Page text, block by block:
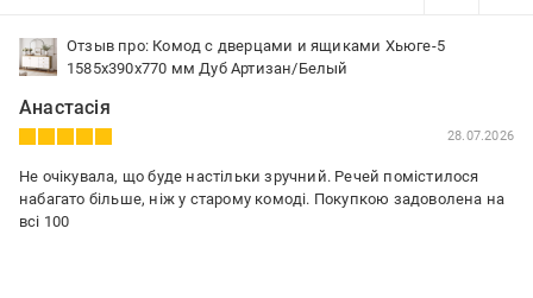
Отзыв про: Комод с дверцами и ящиками Хьюге-5
1585x390x770 мм Дуб Артизан/Белый
Анастасія
28.07.2026
Не очікувала, що буде настільки зручний. Речей помістилося
набагато більше, ніж у старому комоді. Покупкою задоволена на
всі 100